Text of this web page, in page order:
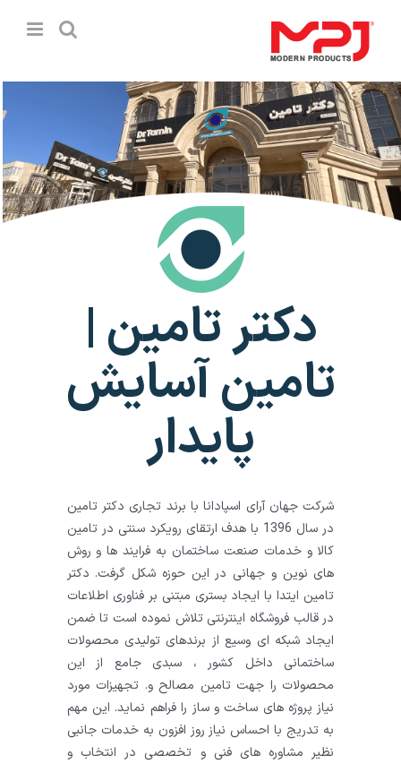
content
دکتر تامین |
تامین آسایش
پایدار
شرکت جهان آرای اسپادانا با برند تجاری دکتر تامین
در سال 1396 با هدف ارتقای رویکرد سنتی در تامین
کالا و خدمات صنعت ساختمان به فرایند ها و روش
های نوین و جهانی در این حوزه شکل گرفت. دکتر
تامین ایتدا با ایجاد بستری مبتنی بر فناوری اطلاعات
در قالب فروشگاه اینترنتی تلاش نموده است تا ضمن
ایجاد شبکه ای وسیع از برندهای تولیدی محصولات
ساختمانی داخل کشور ، سبدی جامع از این
محصولات را جهت تامین مصالح و. تجهیزات مورد
نیاز پروژه های ساخت و ساز را فراهم نماید. این مهم
به تدریج با احساس نیاز روز افزون به خدمات جانبی
نظیر مشاوره های فنی و تخصصی در انتخاب و